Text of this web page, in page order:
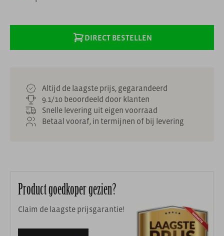
DIRECT BESTELLEN
Altijd de laagste prijs, gegarandeerd
9.1/10 beoordeeld door klanten
Snelle levering uit eigen voorraad
Betaal vooraf, in termijnen of bij levering
Product goedkoper gezien?
Claim de laagste prijsgarantie!